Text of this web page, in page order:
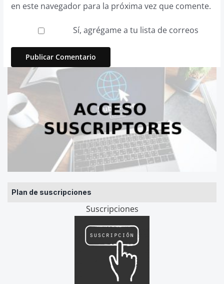
Plan de suscripciones
Suscripciones
en este navegador para la próxima vez que comente.
Sí, agrégame a tu lista de correos